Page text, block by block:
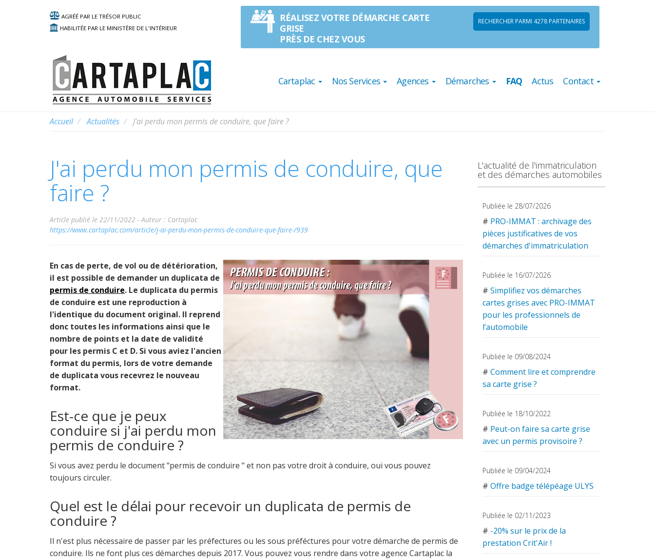
AGRÉÉ PAR LE TRÉSOR PUBLIC
HABILITÉE PAR LE MINISTÈRE DE L'INTÉRIEUR
RÉALISEZ VOTRE DÉMARCHE CARTE
GRISE
PRÈS DE CHEZ VOUS
RECHERCHER PARMI 4278 PARTENAIRES
Cartaplac Nos Services Agences Démarches FAQ Actus Contact
Accueil Actualités J'ai perdu mon permis de conduire, que faire ?
J'ai perdu mon permis de conduire, que
faire ?
Article publié le 22/11/2022 -Auteur : Cartaplac
https://www.cartaplac.com/article/j-ai-perdu-mon-permis-de-conduire-que-faire-/939
En cas de perte, de vol ou de détérioration,
il est possible de demander un duplicata de
permis de conduire. Le duplicata du permis
de conduire est une reproduction à
l'identique du document original. Il reprend
donc toutes les informations ainsi que le
nombre de points et la date de validité
pour les permis C et D. Si vous aviez l'ancien
format du permis, lors de votre demande
de duplicata vous recevrez le nouveau
format.
Est-ce que je peux
conduire si j'ai perdu mon
permis de conduire ?
Si vous avez perdu le document "permis de conduire " et non pas votre droit à conduire, oui vous pouvez
toujours circuler.
Quel est le délai pour recevoir un duplicata de permis de
conduire ?
Il n'est plus nécessaire de passer par les préfectures ou les sous préféctures pour votre démarche de permis de
conduire. Ils ne font plus ces démarches depuis 2017. Vous pouvez vous rendre dans votre agence Cartaplac la
L'actualité de l'immatriculation
et des démarches automobiles
Publiée le 28/07/2026
# PRO-IMMAT : archivage des
pièces justificatives de vos
démarches d'immatriculation
Publiée le 16/07/2026
# Simplifiez vos démarches
cartes grises avec PRO-IMMAT
pour les professionnels de
l’automobile
Publiée le 09/08/2024
# Comment lire et comprendre
sa carte grise ?
Publiée le 18/10/2022
# Peut-on faire sa carte grise
avec un permis provisoire ?
Publiée le 09/04/2024
# Offre badge télépéage ULYS
Publiée le 02/11/2023
# -20% sur le prix de la
prestation Crit'Air !